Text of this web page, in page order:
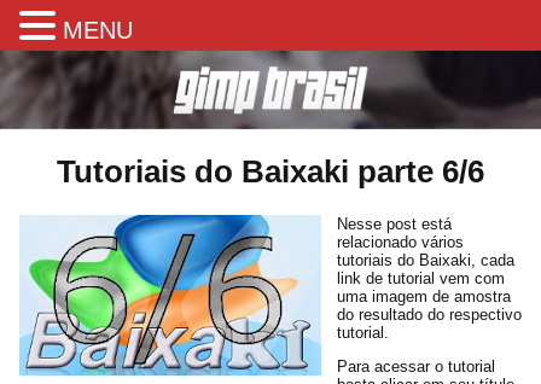
Tutoriais do Baixaki parte 6/6
Nesse post está
relacionado vários
tutoriais do Baixaki, cada
link de tutorial vem com
uma imagem de amostra
do resultado do respectivo
tutorial.
Para acessar o tutorial
MENU